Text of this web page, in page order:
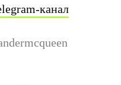
канал